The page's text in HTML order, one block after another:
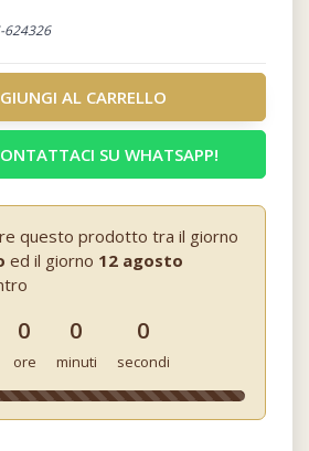
624326
AL CARRELLO
SU WHATSAPP!
questo prodotto tra il giorno
ed il giorno 12 agosto
0
ore
0
minuti
0
secondi